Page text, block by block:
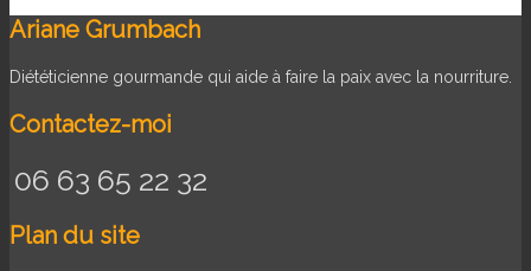
Ariane Grumbach
Diététicienne gourmande qui aide à faire la paix avec la nourriture.
Contactez-moi
06 63 65 22 32
Plan du site